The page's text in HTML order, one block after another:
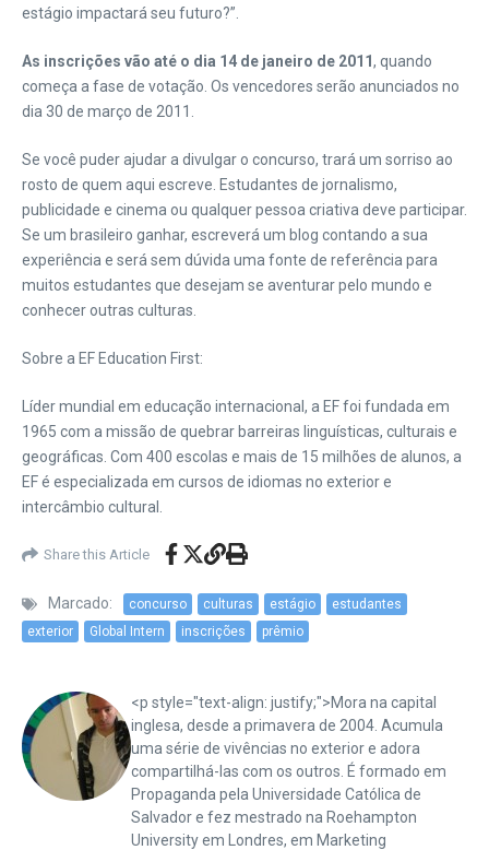
estágio impactará seu futuro?”.
As inscrições vão até o dia 14 de janeiro de 2011, quando
começa a fase de votação. Os vencedores serão anunciados no
dia 30 de março de 2011.
Se você puder ajudar a divulgar o concurso, trará um sorriso ao
rosto de quem aqui escreve. Estudantes de jornalismo,
publicidade e cinema ou qualquer pessoa criativa deve participar.
Se um brasileiro ganhar, escreverá um blog contando a sua
experiência e será sem dúvida uma fonte de referência para
muitos estudantes que desejam se aventurar pelo mundo e
conhecer outras culturas.
Sobre a EF Education First:
Líder mundial em educação internacional, a EF foi fundada em
1965 com a missão de quebrar barreiras linguísticas, culturais e
geográficas. Com 400 escolas e mais de 15 milhões de alunos, a
EF é especializada em cursos de idiomas no exterior e
intercâmbio cultural.
Share this Article
Marcado: concurso culturas estágio
estudantes
exterior
Global Intern inscrições prêmio
<p style="text-align: justify;">Mora na capital
inglesa, desde a primavera de 2004. Acumula
uma série de vivências no exterior e adora
compartilhá-las com os outros. É formado em
Propaganda pela Universidade Católica de
Salvador e fez mestrado na Roehampton
University em Londres, em Marketing